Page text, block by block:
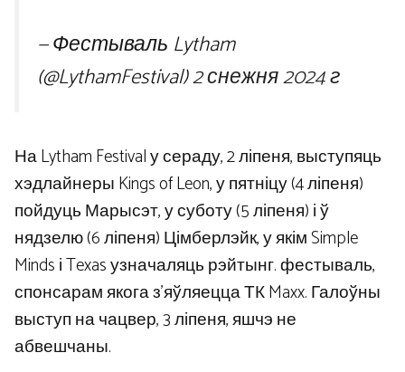
— Фестываль Lytham
(@LythamFestival)2 снежня 2024 г
На Lytham Festival у сераду, 2 ліпеня, выступяць
хэдлайнеры Kings of Leon, у пятніцу (4 ліпеня)
пойдуць Марысэт, у суботу (5 ліпеня) і ў
нядзелю (6 ліпеня) Цімберлэйк, у якім Simple
Minds і Texas узначаляць рэйтынг. фестываль,
спонсарам якога з’яўляецца ТК Maxx. Галоўны
выступ на чацвер, 3 ліпеня, яшчэ не
абвешчаны.